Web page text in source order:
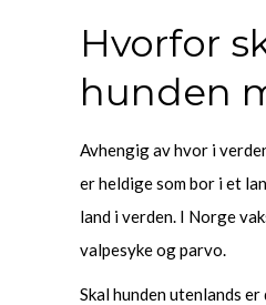
Hvorfor
hunden
Avhengig av hvor i
er heldige som bor i et
land i verden. I Norge
valpesyke og parvo.
Skal hunden utenlands